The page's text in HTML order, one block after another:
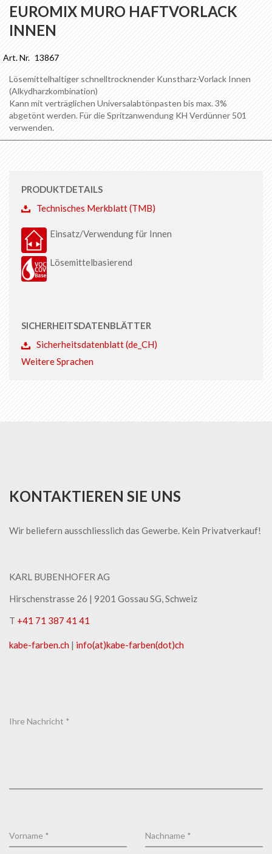
EUROMIX MURO HAFTVORLACK
INNEN
Art. Nr. 13867
Anfang
der
Bildgalerie
PRODUKTDETAILS
Technisches Merkblatt (TMB)
Einsatz/Verwendung für Innen
Lösemittelbasierend
SICHERHEITSDATENBLÄTTER
Sicherheitsdatenblatt (de_CH)
Weitere Sprachen
Lösemittelhaltiger schnelltrocknender Kunstharz-Vorlack Innen
(Alkydharzkombination)
Kann mit verträglichen Universalabtönpasten bis max. 3%
abgetönt werden. Für die Spritzanwendung KH Verdünner 501
verwenden.
KONTAKTIEREN SIE UNS
Wir beliefern ausschliesslich das Gewerbe. Kein Privatverkauf!
KARL BUBENHOFER AG
Hirschenstrasse 26 | ​9201 Gossau SG, Schweiz
T +41 71 387 41 41
kabe-​farben.ch | info(at)kabe-​farben(dot)ch